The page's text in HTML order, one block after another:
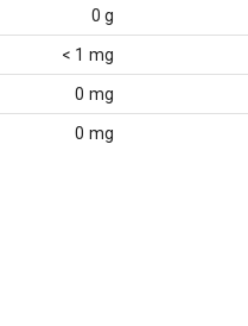
0 g
< 1 mg
0 mg
0 mg